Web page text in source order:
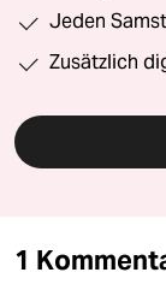
Jeden
Zusätzlich
1